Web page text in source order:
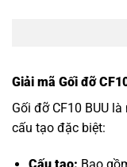
Giải mã Gối đỡ
Gối đỡ CF10 BUU
cấu tạo đặc biệt:
Cấu tạo: Bao